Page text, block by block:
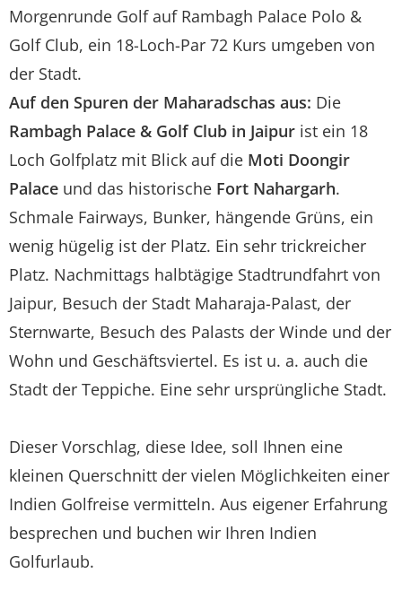
Morgenrunde Golf auf Rambagh Palace Polo &
Golf Club, ein 18-Loch-Par 72 Kurs umgeben von
der Stadt.
Auf den Spuren der Maharadschas aus: Die
Rambagh Palace & Golf Club in Jaipur ist ein 18
Loch Golfplatz mit Blick auf die Moti Doongir
Palace und das historische Fort Nahargarh.
Schmale Fairways, Bunker, hängende Grüns, ein
wenig hügelig ist der Platz. Ein sehr trickreicher
Platz. Nachmittags halbtägige Stadtrundfahrt von
Jaipur, Besuch der Stadt Maharaja-Palast, der
Sternwarte, Besuch des Palasts der Winde und der
Wohn und Geschäftsviertel. Es ist u. a. auch die
Stadt der Teppiche. Eine sehr ursprüngliche Stadt.
Dieser Vorschlag, diese Idee, soll Ihnen eine
kleinen Querschnitt der vielen Möglichkeiten einer
Indien Golfreise vermitteln. Aus eigener Erfahrung
besprechen und buchen wir Ihren Indien
Golfurlaub.